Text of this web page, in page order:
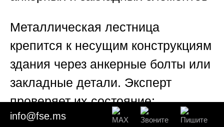
Металлическая лестница
крепится к несущим конструкциям
здания через анкерные болты или
закладные детали. Эксперт
проверяет их состояние:
отсутствие коррозии, целостность
info@fse.ms